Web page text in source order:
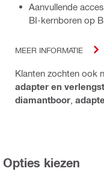
Aanvullende
BI-kernboren op
MEER INFORMATIE
Klanten zochten ook
adapter en
diamantboor
Opties kiezen